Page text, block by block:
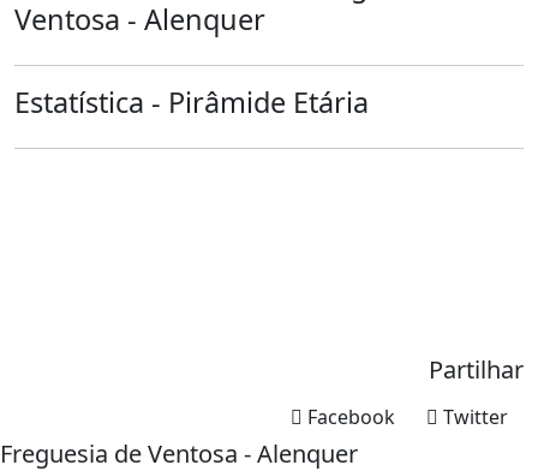
Ventosa - Alenquer
Estatística - Pirâmide Etária
Partilhar
Twitter
Facebook
Freguesia de Ventosa - Alenquer